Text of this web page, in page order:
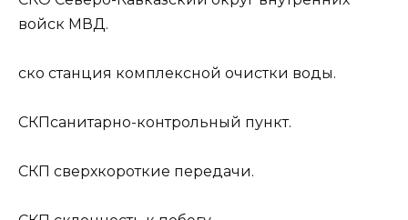
войск МВД.
ско станция комплексной очистки воды.
СКПсанитарно-контрольный пункт.
СКП сверхкороткие передачи.